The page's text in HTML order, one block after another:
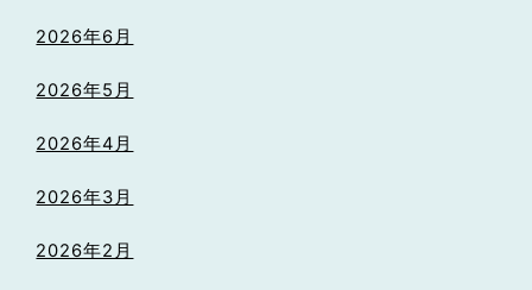
2026年6月
2026年5月
2026年4月
2026年3月
2026年2月